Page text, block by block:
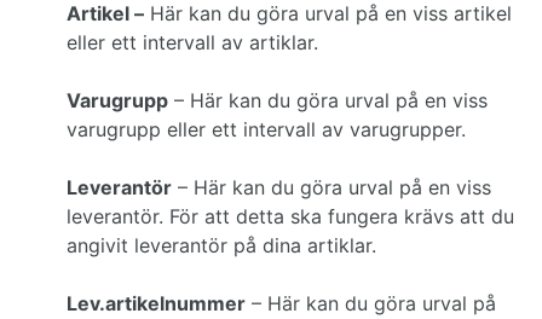
Artikel – Här kan du göra urval på en viss artikel
eller ett intervall av artiklar.
Varugrupp – Här kan du göra urval på en viss
varugrupp eller ett intervall av varugrupper.
Leverantör – Här kan du göra urval på en viss
leverantör. För att detta ska fungera krävs att du
angivit leverantör på dina artiklar.
Lev.artikelnummer – Här kan du göra urval på